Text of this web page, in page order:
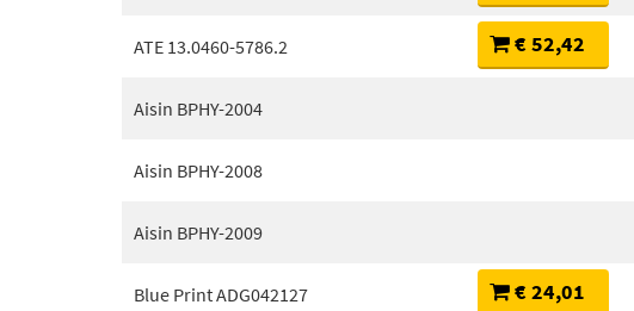
ATE 13.0460-5786.2 € 52,42
Aisin BPHY-2004
Aisin BPHY-2008
Aisin BPHY-2009
Blue Print ADG042127 € 24,01